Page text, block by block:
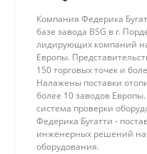
Компания Федерика
базе завода BSG в г.
лидирующих компаний
Европы.
150 торговых точек и
Налажены поставки
более 10 заводов
система проверки
Федерика Бугатти -
инженерных решений на
оборудования.